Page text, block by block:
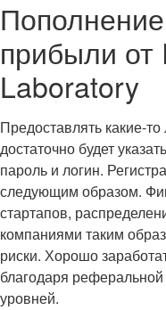
прибыли от
Laboratory
Предоставлять какие-
достаточно будет
пароль и логин.
следующим образом.
стартапов,
компаниями таким
риски. Хорошо
благодаря
уровней.